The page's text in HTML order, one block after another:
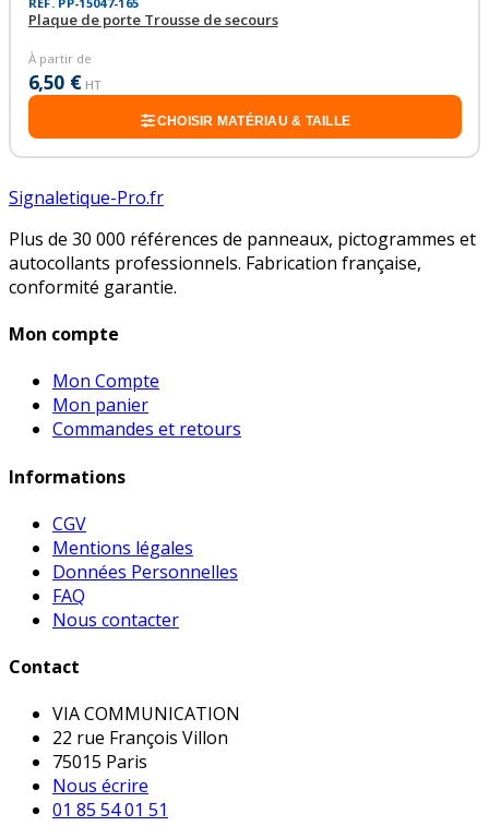
Plaque de porte Trousse de secours
À partir de
6,50 € HT
CHOISIR MATÉRIAU & TAILLE
Signaletique-Pro.fr
Plus de 30 000 références de panneaux, pictogrammes et
autocollants professionnels. Fabrication française,
conformité garantie.
Mon compte
Mon Compte
Mon panier
Commandes et retours
Informations
CGV
Mentions légales
Données Personnelles
FAQ
Nous contacter
Contact
VIA COMMUNICATION
22 rue François Villon
75015 Paris
Nous écrire
01 85 54 01 51